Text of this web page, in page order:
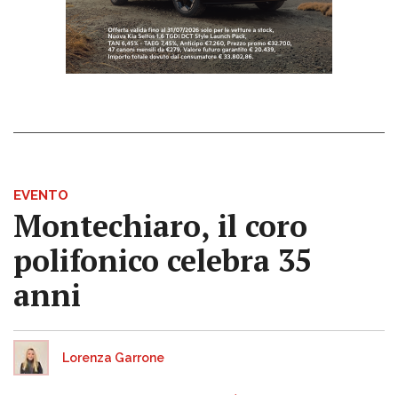
EVENTO
Montechiaro, il coro
polifonico celebra 35
anni
Lorenza Garrone